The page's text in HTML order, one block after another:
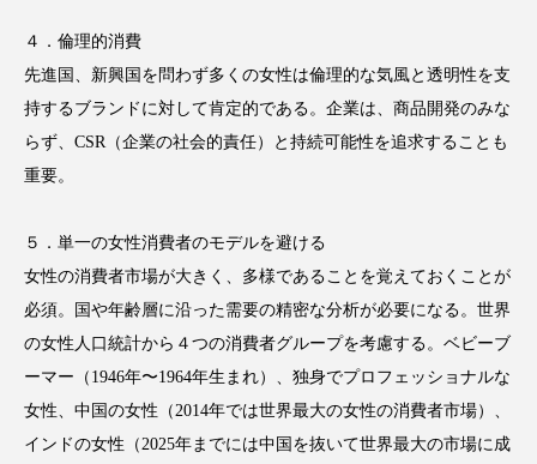
コネクテッド・ビューティ
コルチゾール サステナビリティ
サロン経営 サロン連略 シャネル
スカルプ クレンジング 頻度 スカルプケア
スキンケア スキンケア 習慣
スキンケアルーティン ストレス スパ
４．倫理的消費
先進国、新興国を問わず多くの女性は倫理的な気風と透明性を支
持するブランドに対して肯定的である。企業は、商品開発のみな
らず、CSR（企業の社会的責任）と持続可能性を追求することも
重要。
５．単一の女性消費者のモデルを避ける
女性の消費者市場が大きく、多様であることを覚えておくことが
必須。国や年齢層に沿った需要の精密な分析が必要になる。世界
の女性人口統計から４つの消費者グループを考慮する。ベビーブ
ーマー（1946年〜1964年生まれ）、独身でプロフェッショナルな
女性、中国の女性（2014年では世界最大の女性の消費者市場）、
インドの女性（2025年までには中国を抜いて世界最大の市場に成